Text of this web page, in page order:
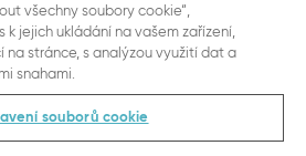
všechny soubory cookie“,
k jejich ukládání na vašem zařízení,
na stránce, s analýzou využití dat a
snahami.
souborů cookie